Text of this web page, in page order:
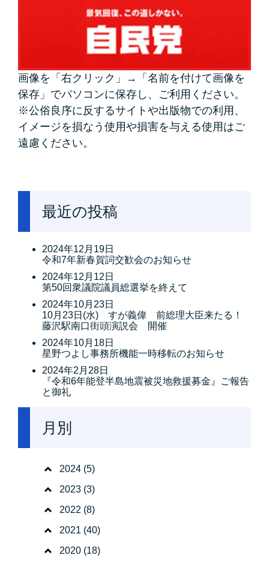
画像を「右クリック」→「名前を付けて画像を
保存」でパソコンに保存し、ご利用ください。
※公俗良序に反するサイトや出版物での利用、
イメージを損なう使用や損害を与える使用はご
遠慮ください。
最近の投稿
2024年12月19日
令和7年新春賀詞交歓会のお知らせ
2024年12月12日
第50回衆議院議員総選挙を終えて
2024年10月23日
10月23日(水) すが義偉 前総理大臣来たる！
藤沢駅南口街頭演説会 開催
2024年10月18日
星野つよし事務所機能一時移転のお知らせ
2024年2月28日
『令和6年能登半島地震被災地救援募金』ご報告
と御礼
月別
2024 (5)
2023 (3)
2022 (8)
2021 (40)
2020 (18)